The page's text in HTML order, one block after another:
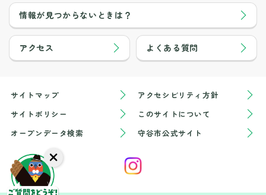
情報が見つからないときは？
アクセス よくある質問
サイトマップ
アクセシビリティ方針
サイトポリシー
このサイトについて
オープンデータ検索
守谷市公式サイト